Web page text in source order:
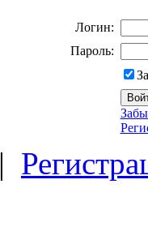
Логин:
Пароль:
|